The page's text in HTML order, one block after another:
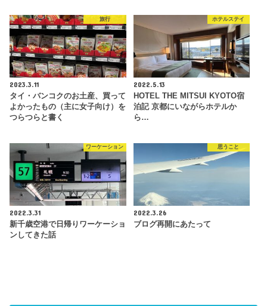
旅行
2023.3.11
タイ・バンコクのお土産、買って
よかったもの（主に女子向け）を
つらつらと書く
ホテルステイ
2022.5.13
HOTEL THE MITSUI KYOTO宿
泊記 京都にいながらホテルか
ら…
ワーケーション
2022.3.31
新千歳空港で日帰りワーケーショ
ンしてきた話
思うこと
2022.3.26
ブログ再開にあたって